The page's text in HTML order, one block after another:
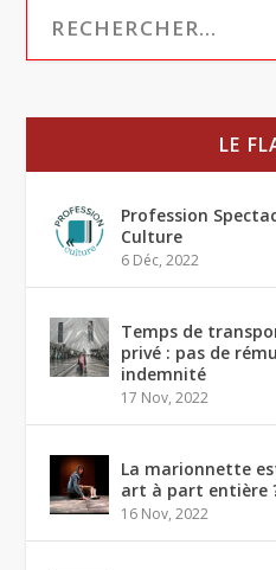
LE
Profession
Culture
6 Déc, 2022
Temps de
privé : pas de
indemnité
17 Nov, 2022
La marionnette
art à part entière
16 Nov, 2022